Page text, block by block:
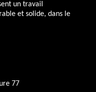
un travail
et solide, dans le
77